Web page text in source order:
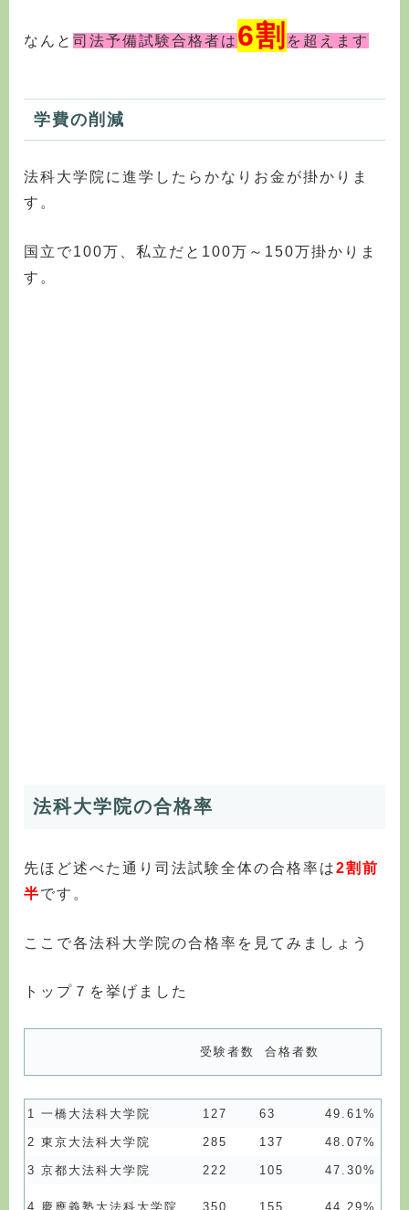
なんと 司法予備試験合格者は 6割 を超えます
学費の削減
法科大学院に進学したらかなりお金が掛かりま
す。
国立で100万、私立だと100万～150万掛かりま
す。
法科大学院の合格率
先ほど述べた通り司法試験全体の合格率は2割前
半です。
ここで各法科大学院の合格率を見てみましょう
トップ７を挙げました
受験者数 合格者数
1 一橋大法科大学院 127 63 49.61%
2 東京大法科大学院 285 137 48.07%
3 京都大法科大学院 222 105 47.30%
4 慶應義塾大法科大学院 350 155 44.29%